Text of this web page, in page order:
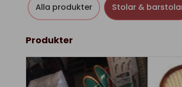
Alla produkter Stolar &
Produkter